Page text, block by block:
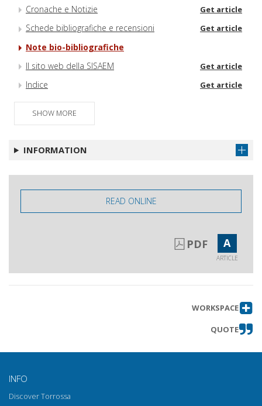
Cronache e Notizie Get article
Schede bibliografiche e recensioni Get article
Note bio-bibliografiche
Il sito web della SISAEM
Get article
Indice Get article
SHOW MORE
INFORMATION
READ ONLINE
PDF A
ARTICLE
WORKSPACE
QUOTE
INFO
Discover Torrossa